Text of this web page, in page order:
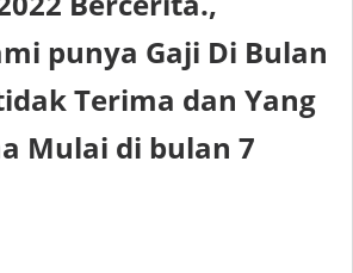
punya Gaji Di Bulan
Terima dan Yang
Mulai di bulan 7